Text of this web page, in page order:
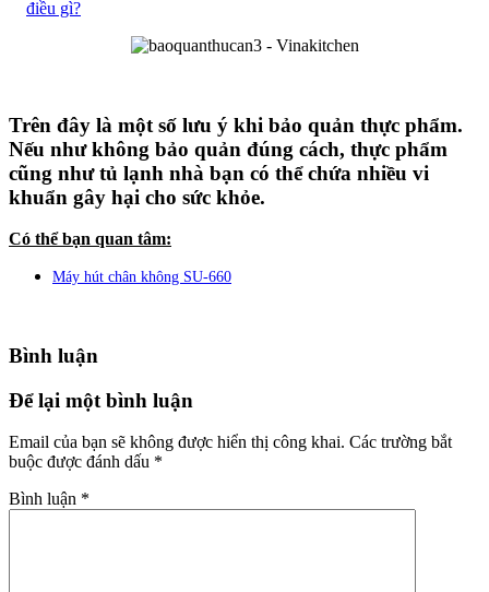
điều gì?
Trên đây là một số lưu ý khi bảo quản thực phẩm.
Nếu như không bảo quản đúng cách, thực phẩm
cũng như tủ lạnh nhà bạn có thể chứa nhiều vi
khuẩn gây hại cho sức khỏe.
Có thể bạn quan tâm:
Máy hút chân không SU-660
Bình luận
Để lại một bình luận
Email của bạn sẽ không được hiển thị công khai. Các trường bắt
buộc được đánh dấu *
Bình luận *